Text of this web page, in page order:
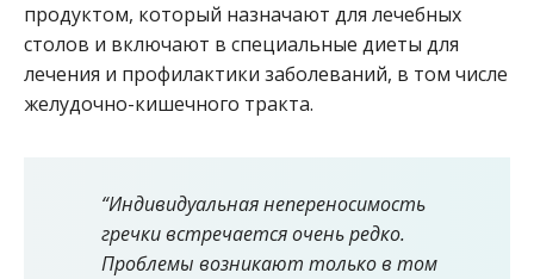
продуктом, который назначают для лечебных
столов и включают в специальные диеты для
лечения и профилактики заболеваний, в том числе
желудочно-кишечного тракта.
“Индивидуальная непереносимость
гречки встречается очень редко.
Проблемы возникают только в том